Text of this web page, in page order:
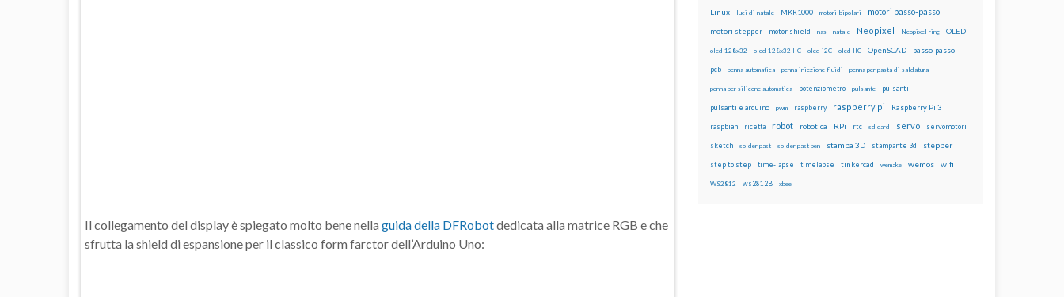
Il collegamento del display è spiegato molto bene nella guida della DFRobotdedicata alla matrice RGB e che
sfrutta la shield di espansione per il classico form farctor dell’Arduino Uno:
Linux luci di natale MKR1000 motori bipolari motori passo-passo
motori stepper motor shield nas natale Neopixel Neopixel ring OLED
oled 128x32 oled 128x32 IIC oled i2C oled IIC OpenSCAD passo-passo
pcb penna automatica penna iniezione fluidi penna per pasta di saldatura
penna per silicone automatica potenziometro pulsante pulsanti
pulsanti e arduino pwm raspberry raspberry pi Raspberry Pi 3
raspbian ricetta robot robotica RPi rtc sd card servo servomotori
sketch solder past solder past pen stampa 3D stampante 3d stepper
step to step time-lapse timelapse tinkercad wemake wemos wifi
WS2812 ws2812B xbee